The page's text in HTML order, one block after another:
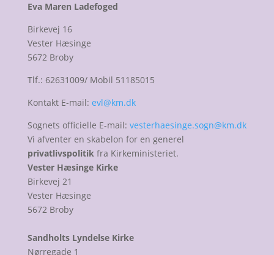
Eva Maren Ladefoged
Birkevej 16
Vester Hæsinge
5672 Broby
Tlf.: 62631009/ Mobil 51185015
Kontakt E-mail: evl@km.dk
Sognets officielle E-mail: vesterhaesinge.sogn@km.dk
Vi afventer en skabelon for en generel
privatlivspolitikfra Kirkeministeriet.
Vester Hæsinge Kirke
Birkevej 21
Vester Hæsinge
5672 Broby
Sandholts Lyndelse Kirke
Nørregade 1